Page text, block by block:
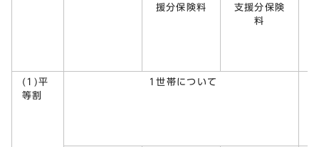
援分保険料
支援分保険
料
(1)平
等割
1世帯について